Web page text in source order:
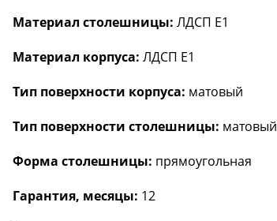
Материал столешницы: ЛДСП Е1
Материал корпуса: ЛДСП Е1
Тип поверхности корпуса: матовый
Тип поверхности столешницы: матовый
Форма столешницы: прямоугольная
Гарантия, месяцы: 12